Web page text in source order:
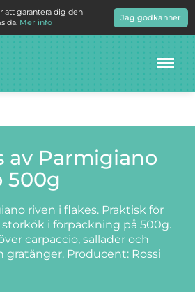
att garantera dig den
Mer info
Jag godkänner
Meny
av Parmigiano
500g
riven i flakes. Praktisk för
i förpackning på 500g.
carpaccio, sallader och
gratänger. Producent: Rossi